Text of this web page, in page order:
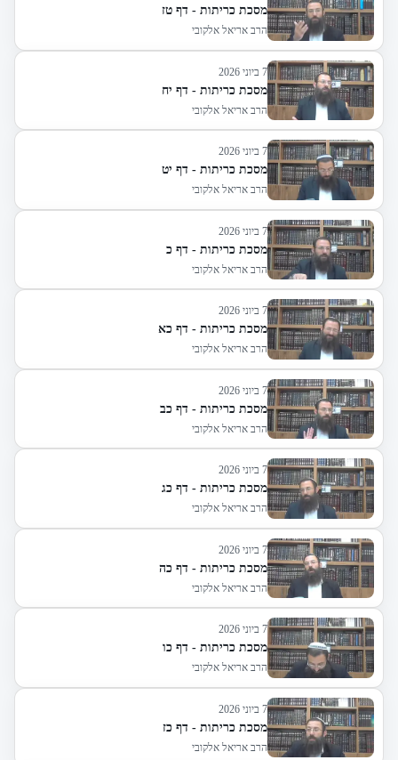
מסכת כריתות - דף טז
הרב אריאל אלקובי
7 ביוני 2026
מסכת כריתות - דף יח
הרב אריאל אלקובי
7 ביוני 2026
מסכת כריתות - דף יט
הרב אריאל אלקובי
7 ביוני 2026
מסכת כריתות - דף כ
הרב אריאל אלקובי
7 ביוני 2026
מסכת כריתות - דף כא
הרב אריאל אלקובי
7 ביוני 2026
מסכת כריתות - דף כב
הרב אריאל אלקובי
7 ביוני 2026
מסכת כריתות - דף כג
הרב אריאל אלקובי
7 ביוני 2026
מסכת כריתות - דף כה
הרב אריאל אלקובי
7 ביוני 2026
מסכת כריתות - דף כו
הרב אריאל אלקובי
7 ביוני 2026
מסכת כריתות - דף כז
הרב אריאל אלקובי